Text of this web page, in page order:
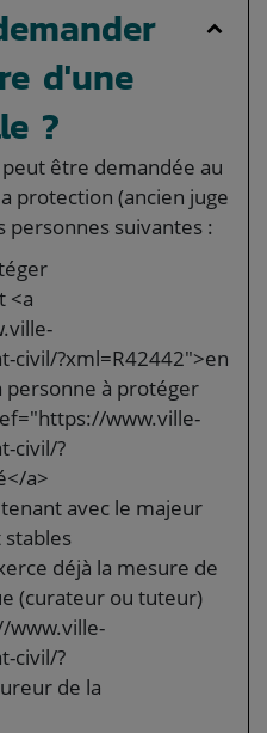
d'une
?
être demandée au
protection (ancien juge
personnes suivantes :
<a
civil/?xml=R42442">en
personne à protéger
www.ville-
civil/?
a>
avec le majeur
déjà la mesure de
(curateur ou tuteur)
www.ville-
civil/?
de la